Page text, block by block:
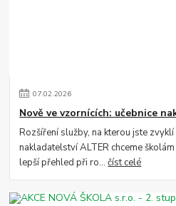
07.02.2026
Nově ve vzornících: učebnice
Rozšíření služby, na kterou jste
nakladatelství ALTER chceme
lepší přehled při ro...číst celé